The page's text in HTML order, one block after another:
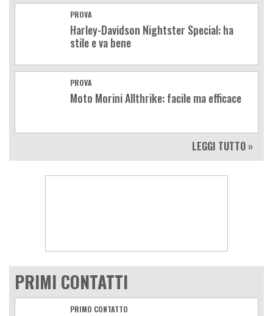
PROVA
Harley-Davidson Nightster Special: ha
stile e va bene
PROVA
Moto Morini Allthrike: facile ma efficace
LEGGI TUTTO »
PRIMI CONTATTI
PRIMO CONTATTO